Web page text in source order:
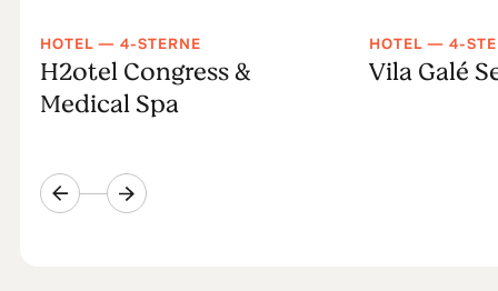
HOTEL — 4-STERNE
H2otel Congress &
Medical Spa
HOTEL — 4-
Vila Galé